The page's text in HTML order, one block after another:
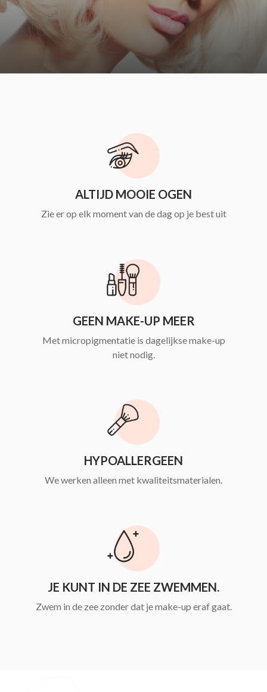
ALTIJD MOOIE OGEN
Zie er op elk moment van de dag op je best uit
GEEN MAKE-UP MEER
Met micropigmentatie is dagelijkse make-up
niet nodig.
HYPOALLERGEEN
We werken alleen met kwaliteitsmaterialen.
JE KUNT IN DE ZEE ZWEMMEN.
Zwem in de zee zonder dat je make-up eraf gaat.